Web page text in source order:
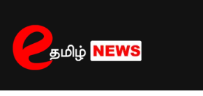
Skip
to
content